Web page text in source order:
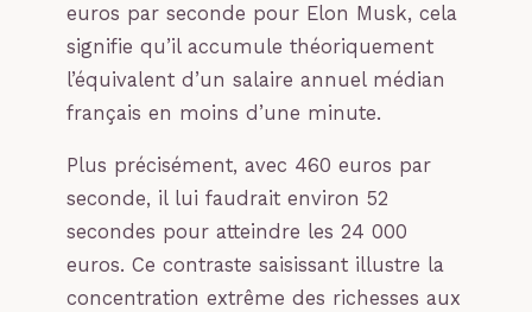
euros par seconde pour Elon Musk, cela
signifie qu’il accumule théoriquement
l’équivalent d’un salaire annuel médian
français en moins d’une minute.
Plus précisément, avec 460 euros par
seconde, il lui faudrait environ 52
secondes pour atteindre les 24 000
euros. Ce contraste saisissant illustre la
concentration extrême des richesses aux